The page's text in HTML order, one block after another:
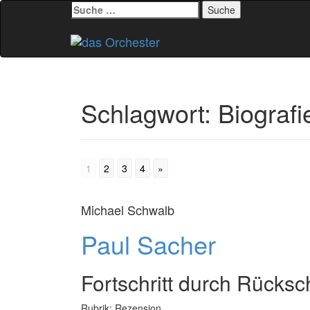
Suche
nach:
springen
Schlagwort:
1 2 3 4 »
Michael Schwalb
Paul Sacher
Fortschritt durch